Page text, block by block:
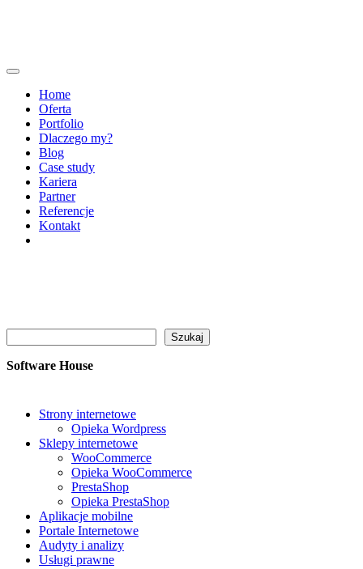
Home
Oferta
Portfolio
Dlaczego my?
Blog
Case study
Kariera
Partner
Referencje
Kontakt
Szukaj
Software House
Strony internetowe
Opieka Wordpress
Sklepy internetowe
WooCommerce
Opieka WooCommerce
PrestaShop
Opieka PrestaShop
Aplikacje mobilne
Portale Internetowe
Audyty i analizy
Usługi prawne